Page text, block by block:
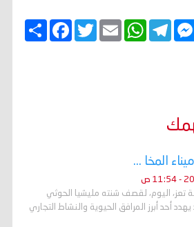
ا
ن
F
a
T
w
E
m
W
h
T
e
المخا ...
تعز، اليوم، لقصف شنته مليشيا الحوثي
أحد أبرز المرافق الحيوية والنشاط التجاري